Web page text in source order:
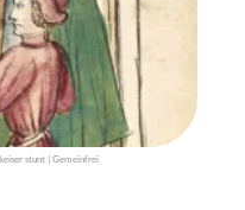
stunt | Gemeinfrei